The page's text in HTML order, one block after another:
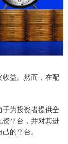
益。然而，在配
为投资者提供全
平台，并对其进
的平台。